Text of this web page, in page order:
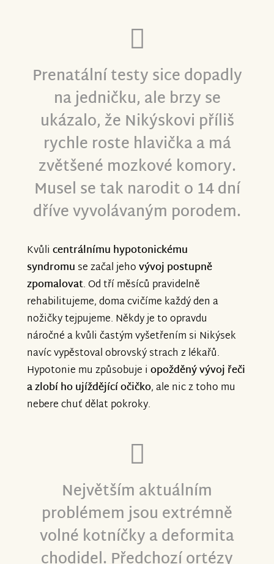
Prenatální testy sice dopadly
na jedničku, ale brzy se
ukázalo, že Nikýskovi příliš
rychle roste hlavička a má
zvětšené mozkové komory.
Musel se tak narodit o 14 dní
dříve vyvolávaným porodem.
Kvůli centrálnímu hypotonickému
syndromu se začal jehovývoj postupně
zpomalovat. Od tří měsíců pravidelně
rehabilitujeme, doma cvičíme každý den a
nožičky tejpujeme. Někdy je to opravdu
náročné a kvůli častým vyšetřením si Nikýsek
navíc vypěstoval obrovský strach z lékařů.
Hypotonie mu způsobuje i opožděný vývoj řeči
a zlobí ho ujíždějící očičko, ale nic z toho mu
nebere chuť dělat pokroky.
Největším aktuálním
problémem jsou extrémně
volné kotníčky a deformita